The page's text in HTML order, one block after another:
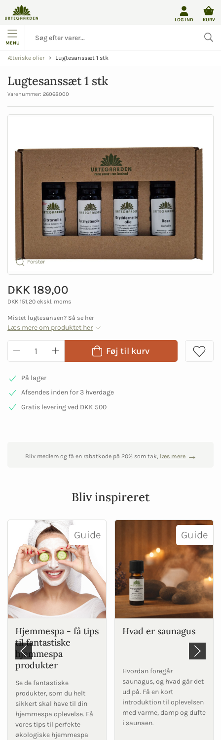
LOG IND KURV
MENU
Æteriske olier Lugtesanssæt 1 stk
Lugtesanssæt 1 stk
Varenummer: 26068000
Forstør
DKK 189,00
DKK 151,20 ekskl. moms
Mistet lugtesansen? Så se her
Læs mere om produktet her
Føj til kurv
På lager
Afsendes inden for 3 hverdage
Gratis levering ved DKK 500
Bliv medlem og få en rabatkode på 20% som tak, læs mere
Bliv inspireret
Guide
Hjemmespa - få tips
til fantastiske
hjemmespa
produkter
Se de fantastiske
produkter, som du helt
sikkert skal have til din
hjemmespa oplevelse. Få
vores tips til perfekte
økologiske hjemmespa
Guide
Hvad er saunagus
Hvordan foregår
saunagus, og hvad går det
ud på. Få en kort
introduktion til oplevelsen
med varme, damp og dufte
i saunaen.